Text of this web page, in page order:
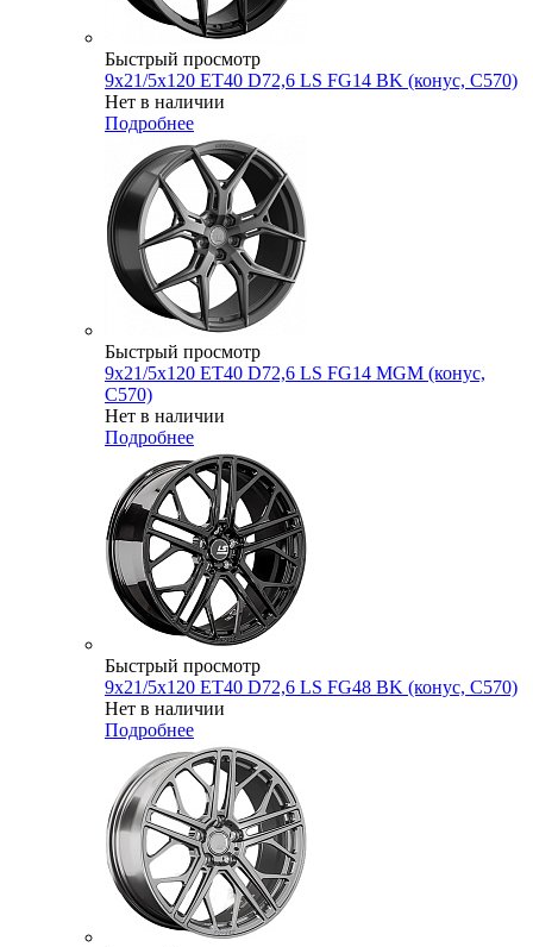
Быстрый просмотр
9x21/5x120 ET40 D72,6 LS FG14 BK (конус, C570)
Нет в наличии
Подробнее
Быстрый просмотр
9x21/5x120 ET40 D72,6 LS FG14 MGM (конус,
C570)
Нет в наличии
Подробнее
Быстрый просмотр
9x21/5x120 ET40 D72,6 LS FG48 BK (конус, C570)
Нет в наличии
Подробнее